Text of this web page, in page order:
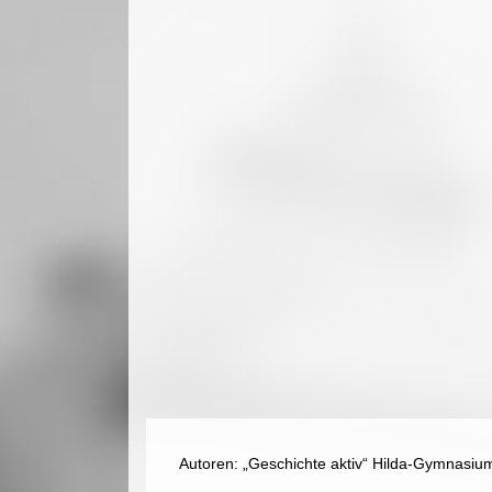
Autoren: „Geschichte aktiv“ Hilda-